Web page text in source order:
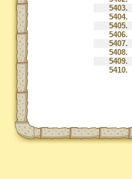
5403.
5404.
5405.
5406.
5407.
5408.
5409.
5410.